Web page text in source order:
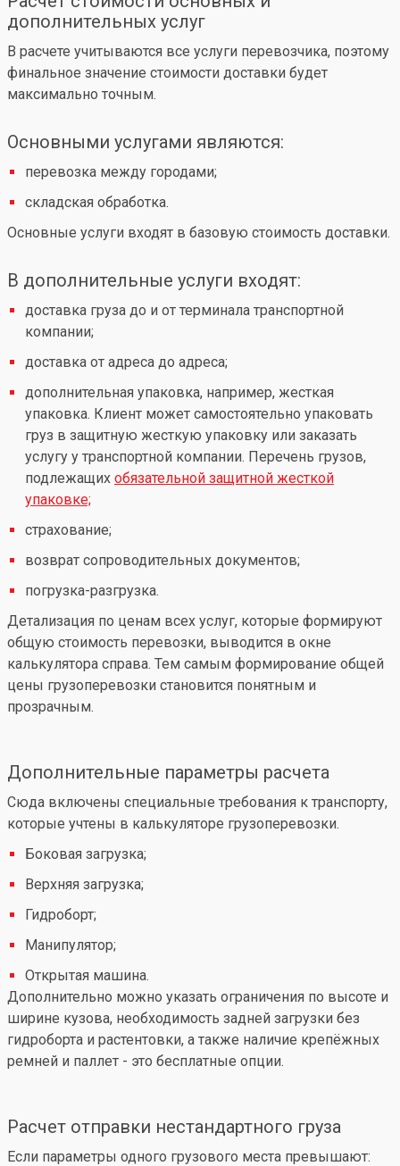
дополнительных услуг
В расчете учитываются все услуги перевозчика, поэтому
финальное значение стоимости доставки будет
максимально точным.
Основными услугами являются:
перевозка между городами;
складская обработка.
Основные услуги входят в базовую стоимость доставки.
В дополнительные услуги входят:
доставка груза до и от терминала транспортной
компании;
доставка от адреса до адреса;
дополнительная упаковка, например, жесткая
упаковка. Клиент может самостоятельно упаковать
груз в защитную жесткую упаковку или заказать
услугу у транспортной компании. Перечень грузов,
подлежащих обязательной защитной жесткой
упаковке;
страхование;
возврат сопроводительных документов;
погрузка-разгрузка.
Детализация по ценам всех услуг, которые формируют
общую стоимость перевозки, выводится в окне
калькулятора справа. Тем самым формирование общей
цены грузоперевозки становится понятным и
прозрачным.
Дополнительные параметры расчета
Сюда включены специальные требования к транспорту,
которые учтены в калькуляторе грузоперевозки.
Боковая загрузка;
Верхняя загрузка;
Гидроборт;
Манипулятор;
Открытая машина.
Дополнительно можно указать ограничения по высоте и
ширине кузова, необходимость задней загрузки без
гидроборта и растентовки, а также наличие крепёжных
ремней и паллет - это бесплатные опции.
Расчет отправки нестандартного груза
Если параметры одного грузового места превышают: